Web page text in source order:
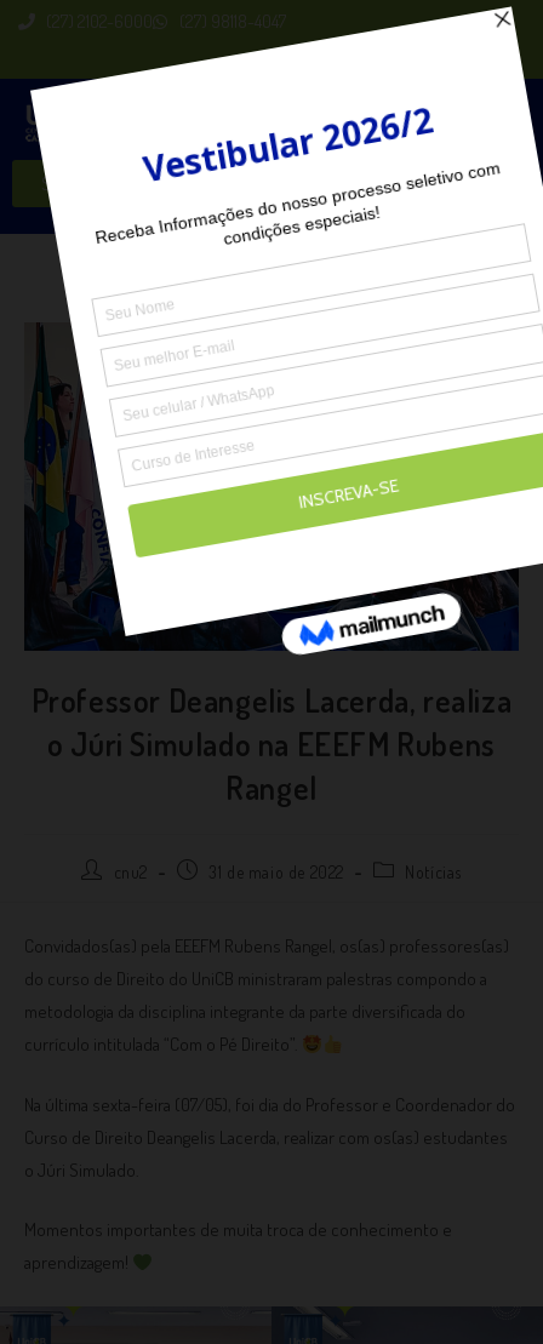
(27) 2102-6000 (27) 98118-4047
Seja Aluno
Professor Deangelis Lacerda, realiza
o Júri Simulado na EEEFM Rubens
Rangel
cnu2 31 de maio de 2022 Notícias
Convidados(as) pela EEEFM Rubens Rangel, os(as) professores(as)
do curso de Direito do UniCB ministraram palestras compondo a
metodologia da disciplina integrante da parte diversificada do
currículo intitulada “Com o Pé Direito”.
Na última sexta-feira (07/05), foi dia do Professor e Coordenador do
Curso de Direito Deangelis Lacerda, realizar com os(as) estudantes
o Júri Simulado.
Momentos importantes de muita troca de conhecimento e
aprendizagem!